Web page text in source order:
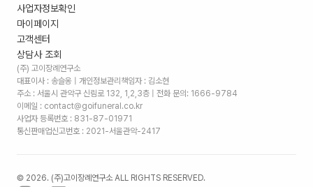
사업자정보확인
마이페이지
고객센터
상담사 조회
(주) 고이장례연구소
대표이사 : 송슬옹 | 개인정보관리책임자 : 김소현
주소 : 서울시 관악구 신림로 132, 1,2,3층 | 전화 문의: 1666-9784
이메일 : contact@goifuneral.co.kr
사업자 등록번호 : 831-87-01971
통신판매업신고번호 : 2021-서울관악-2417
© 2026. (주)고이장례연구소 ALL RIGHTS RESERVED.